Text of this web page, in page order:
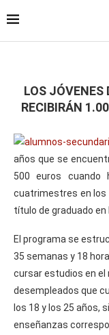
LOS JÓVENES
RECIBIRÁN
años que se
500 euros cuando
cuatrimestres en los
título de graduado en
El programa se
35 semanas y 18
cursar estudios en el
desempleados que
los 18 y los 25 años,
enseñanzas